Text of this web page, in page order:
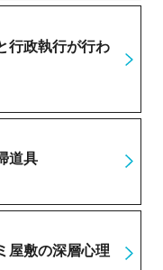
行政執行が行わ
道具
屋敷の深層心理